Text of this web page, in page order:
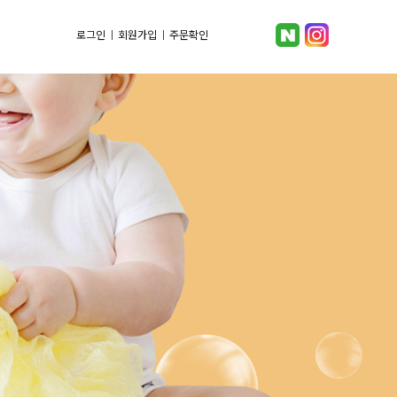
로그인 회원가입 주문확인